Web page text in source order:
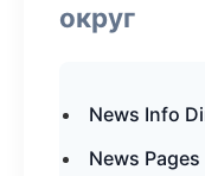
округ
News Info
News